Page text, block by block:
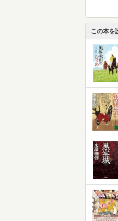
この本を